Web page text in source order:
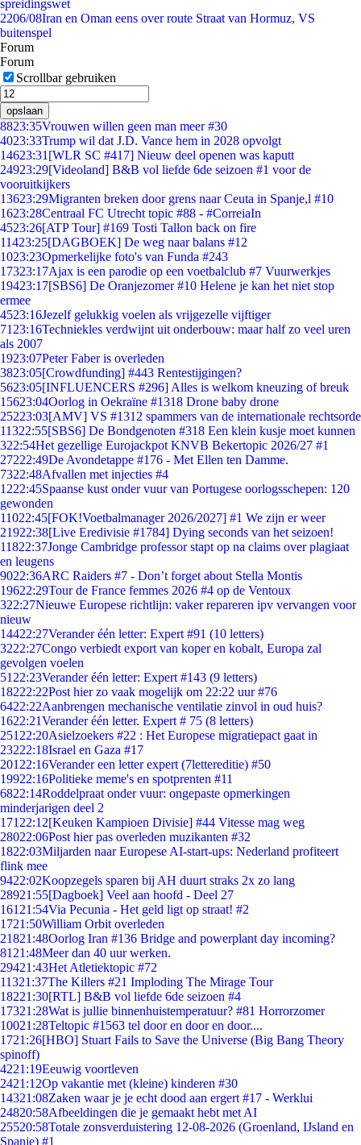
spreidingswet
2206/08Iran en Oman eens over route Straat van Hormuz, VS
buitenspel
Forum
Forum
Scrollbar gebruiken
opslaan
8823:35Vrouwen willen geen man meer #30
4023:33Trump wil dat J.D. Vance hem in 2028 opvolgt
14623:31 [WLR SC #417] Nieuw deel openen was kaputt
24923:29[Videoland] B&B vol liefde 6de seizoen #1 voor de
vooruitkijkers
13623:29Migranten breken door grens naar Ceuta in Spanje,l #10
1623:28Centraal FC Utrecht topic #88 - #CorreiaIn
4523:26[ATP Tour] #169 Tosti Tallon back on fire
11423:25[DAGBOEK] De weg naar balans #12
1023:23Opmerkelijke foto's van Funda #243
17323:17Ajax is een parodie op een voetbalclub #7 Vuurwerkjes
19423:17[SBS6] De Oranjezomer #10 Helene je kan het niet stop
ermee
4523:16Jezelf gelukkig voelen als vrijgezelle vijftiger
71 23:16Techniekles verdwijnt uit onderbouw: maar half zo veel uren
als 2007
1923:07Peter Faber is overleden
3823:05[Crowdfunding] #443 Rentestijgingen?
5623:05[INFLUENCERS #296] Alles is welkom kneuzing of breuk
15623:04Oorlog in Oekraïne #1318 Drone baby drone
25223:03[AMV] VS #1312 spammers van de internationale rechtsorde
11322:55[SBS6] De Bondgenoten #318 Een klein kusje moet kunnen
322:54Het gezellige Eurojackpot KNVB Bekertopic 2026/27 #1
27222:49De Avondetappe #176 - Met Ellen ten Damme.
7322:48Afvallen met injecties #4
1222:45Spaanse kust onder vuur van Portugese oorlogsschepen: 120
gewonden
11022:45[FOK!Voetbalmanager 2026/2027] #1 We zijn er weer
21922:38[Live Eredivisie #1784] Dying seconds van het seizoen!
11822:37Jonge Cambridge professor stapt op na claims over plagiaat
en leugens
9022:36ARC Raiders #7 - Don’t forget about Stella Montis
19622:29Tour de France femmes 2026 #4 op de Ventoux
322:27Nieuwe Europese richtlijn: vaker repareren ipv vervangen voor
nieuw
14422:27Verander één letter: Expert #91 (10 letters)
3222:27Congo verbiedt export van koper en kobalt, Europa zal
gevolgen voelen
51 22:23Verander één letter: Expert #143 (9 letters)
18222:22Post hier zo vaak mogelijk om 22:22 uur #76
6422:22Aanbrengen mechanische ventilatie zinvol in oud huis?
1622:21Verander één letter. Expert # 75 (8 letters)
251 22:20Asielzoekers #22 : Het Europese migratiepact gaat in
23222:18Israel en Gaza #17
201 22:16Verander een letter expert (7lettereditie) #50
19922:16Politieke meme's en spotprenten #11
6822:14Roddelpraat onder vuur: ongepaste opmerkingen
minderjarigen deel 2
171 22:12[Keuken Kampioen Divisie] #44 Vitesse mag weg
28022:06Post hier pas overleden muzikanten #32
1822:03Miljarden naar Europese AI-start-ups: Nederland profiteert
flink mee
9422:02Koopzegels sparen bij AH duurt straks 2x zo lang
28921:55[Dagboek] Veel aan hoofd - Deel 27
161 21:54Via Pecunia - Het geld ligt op straat! #2
1721:50William Orbit overleden
21821:48Oorlog Iran #136 Bridge and powerplant day incoming?
81 21:48Meer dan 40 uur werken.
29421:43Het Atletiektopic #72
11321:37The Killers #21 Imploding The Mirage Tour
18221:30[RTL] B&B vol liefde 6de seizoen #4
17321:28Wat is jullie binnenhuistemperatuur? #81 Horrorzomer
10021:28Teltopic #1563 tel door en door en door....
1721:26[HBO] Stuart Fails to Save the Universe (Big Bang Theory
spinoff)
4221:19Eeuwig voortleven
2421:12Op vakantie met (kleine) kinderen #30
14321:08Zaken waar je je echt dood aan ergert #17 - Werklui
24820:58Afbeeldingen die je gemaakt hebt met AI
25520:58Totale zonsverduistering 12-08-2026 (Groenland, IJsland en
Spanje) #1